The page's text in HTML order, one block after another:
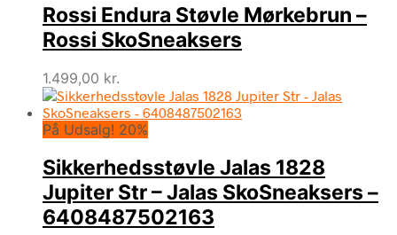
1.400,00 kr..840,00 kr..
Rossi Endura Støvle Mørkebrun –
Rossi SkoSneaksers
1.499,00 kr.
På Udsalg! 20%
Sikkerhedsstøvle Jalas 1828
Jupiter Str – Jalas SkoSneaksers –
6408487502163